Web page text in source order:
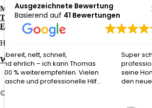
Mag. Thomas Neumeister
Tel.: +43 650 / 3052081
E-Mail: office@neumeith.at
Häufige Fragen zu:
Website kaufen in Graz
© 2026 Website von
Ausgezeichnete Bewertung
Basierend auf 41 Bewertungen
Super schnelle und tolle Umsetzung! Total
professionell - kann ich jeden empfehlen
seine Homepage und alles drum herum
den neuesten Stand bringen möchte !